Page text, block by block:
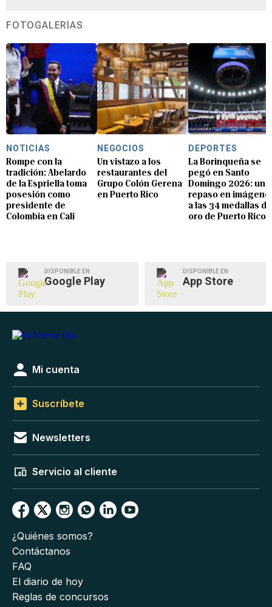
FOTOGALERÍAS
NOTICIAS
Rompe con la
tradición: Abelardo
de la Espriella toma
posesión como
presidente de
Colombia en Cali
NEGOCIOS
Un vistazo a los
restaurantes del
Grupo Colón Gerena
en Puerto Rico
DEPORTES
La Borinqueña se
pegó en Santo
Domingo 2026: un
repaso en
a las 34 medallas de
oro de Puerto Rico
DISPONIBLE EN
Google Play
DISPONIBLE EN
App Store
Mi cuenta
Suscríbete
Newsletters
Servicio al cliente
¿Quiénes somos?
Contáctanos
FAQ
El diario de hoy
Reglas de concursos